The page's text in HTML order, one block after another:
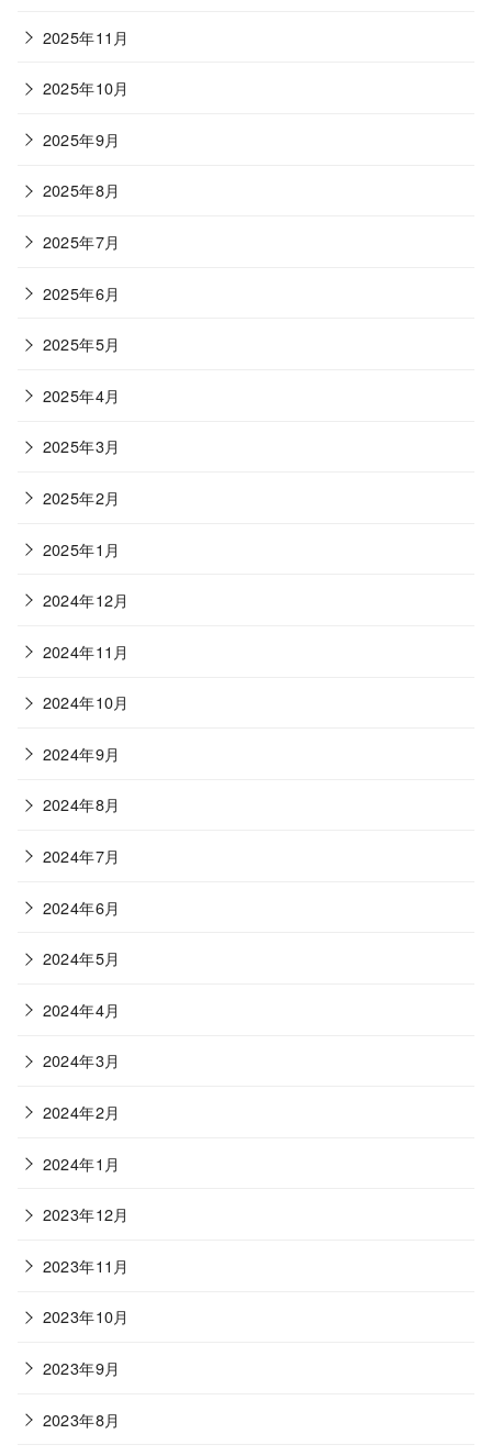
2025年11月
2025年10月
2025年9月
2025年8月
2025年7月
2025年6月
2025年5月
2025年4月
2025年3月
2025年2月
2025年1月
2024年12月
2024年11月
2024年10月
2024年9月
2024年8月
2024年7月
2024年6月
2024年5月
2024年4月
2024年3月
2024年2月
2024年1月
2023年12月
2023年11月
2023年10月
2023年9月
2023年8月